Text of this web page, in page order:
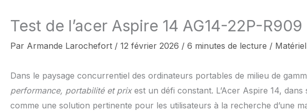
Test de l’acer Aspire 14 AG14-22P-
Par Armande Larochefort / 12 février 2026 / 6 minutes de lecture /
Dans le paysage concurrentiel des ordinateurs portables de milieu de
performance, portabilité et prixest un défi constant. L’Acer Aspire 14,
comme une solution pertinente pour les utilisateurs à la recherche d’une